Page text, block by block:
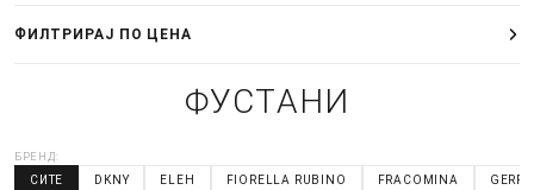
ФИЛТРИРАЈ ПО ЦЕНА
ФУСТАНИ
БРЕНД:
СИТЕ DKNY ELEH FIORELLA RUBINO FRACOMINA